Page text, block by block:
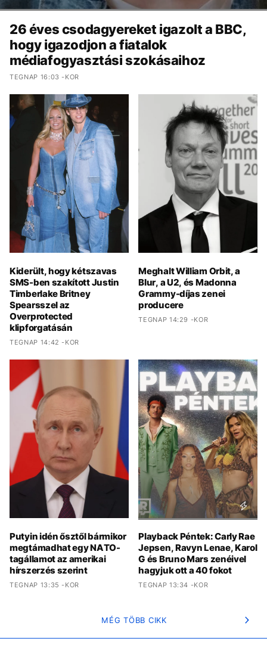
26 éves csodagyereket igazolt a BBC,
hogy igazodjon a fiatalok
médiafogyasztási szokásaihoz
TEGNAP 16:03 -KOR
Kiderült, hogy kétszavas
SMS-ben szakított Justin
Timberlake Britney
Spearsszel az
Overprotected
klipforgatásán
TEGNAP 14:42 -KOR
Meghalt William Orbit, a
Blur, a U2, és Madonna
Grammy-díjas zenei
producere
TEGNAP 14:29 -KOR
Putyin idén ősztől bármikor
megtámadhat egy NATO-
tagállamot az amerikai
hírszerzés szerint
TEGNAP 13:35 -KOR
Playback Péntek: Carly Rae
Jepsen, Ravyn Lenae, Karol
G és Bruno Mars zenéivel
hagyjuk ott a 40 fokot
TEGNAP 13:34 -KOR
MÉG TÖBB CIKK